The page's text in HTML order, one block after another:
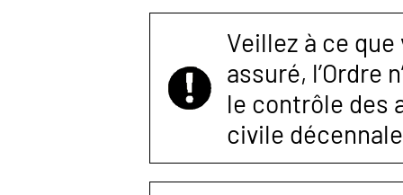
Veillez à ce
assuré, l’Ordre
le contrôle des
civile